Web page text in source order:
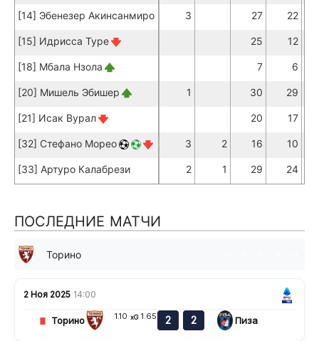
[14] Эбенезер Акинсанмиро 3 27 22
[15] Идрисса Туре 25 12
[18] Мбала Нзола 7 6
[20] Мишель Эбишер 1 30 29
[21] Исак Вурал 20 17
[32] Стефано Морео 3 2 16 10
[33] Артуро Калабрези 2 1 29 24
ПОСЛЕДНИЕ МАТЧИ
Торино
2 Ноя 2025 14:00
Торино 1.10 xG 1.65 2 2 Пиза